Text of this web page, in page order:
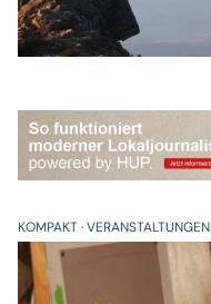
KOMPAKT VERANSTALTUNGEN